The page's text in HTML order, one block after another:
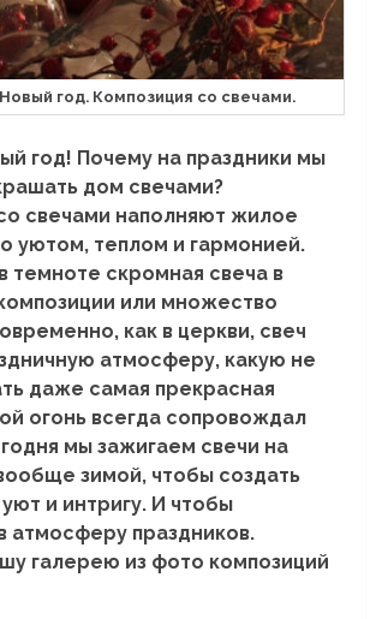
год. Композиция со свечами.
год! Почему на праздники мы
дом свечами?
свечами наполняют жилое
уютом, теплом и гармонией.
темноте скромная свеча в
или множество
как в церкви, свеч
атмосферу, какую не
даже самая прекрасная
огонь всегда сопровождал
мы зажигаем свечи на
зимой, чтобы создать
и интригу. И чтобы
атмосферу праздников.
галерею из фото композиций